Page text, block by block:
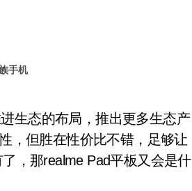
手机
，但胜在性价比不错，足够让
，那realme Pad平板又会是什